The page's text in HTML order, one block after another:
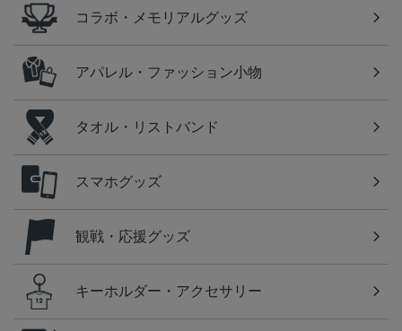
コラボ・メモリアルグッズ
アパレル・ファッション小物
タオル・リストバンド
スマホグッズ
観戦・応援グッズ
キーホルダー・アクセサリー